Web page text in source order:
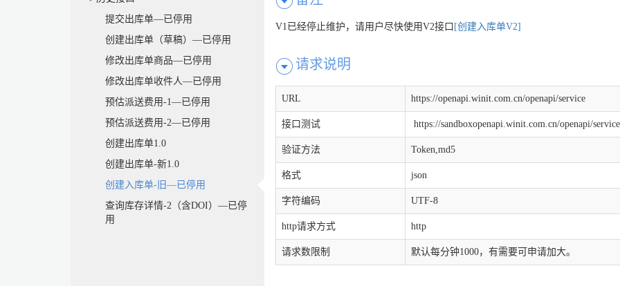
提交出库单—已停用
创建出库单（草稿）—已停用
修改出库单商品—已停用
修改出库单收件人—已停用
预估派送费用-1—已停用
预估派送费用-2—已停用
创建出库单1.0
创建出库单-新1.0
创建入库单-旧—已停用
查询库存详情-2（含DOI）—已停
用
V1已经停止维护，请用户尽快使用V2接口 [创建入库单V2]
请求说明
URL https://openapi.winit.com.cn/openapi/service
接口测试 https://sandboxopenapi.winit.com.cn/openapi/
验证方法 Token,md5
格式 json
字符编码 UTF-8
http请求方式 http
请求数限制 默认每分钟1000，有需要可申请加大。